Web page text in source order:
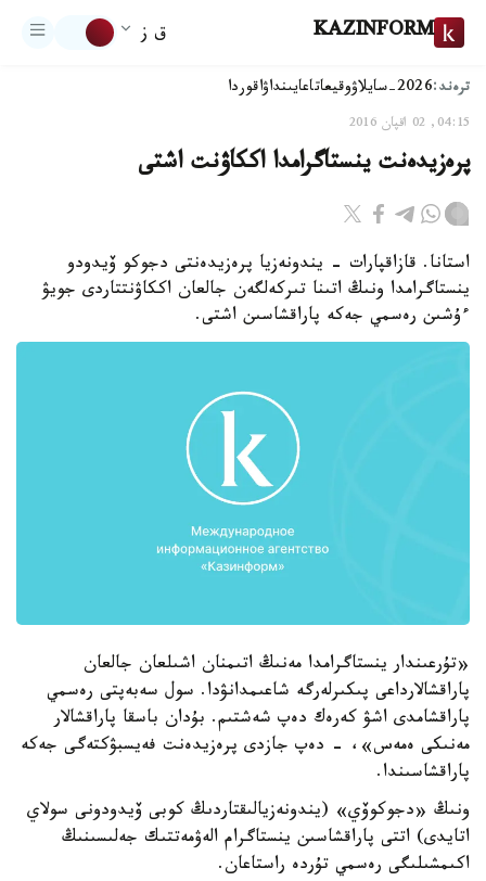
KAZINFORM ق ز
ترەند:2026-سايلاۋ وقيعاتاعايىنداۋاقوردا
04:15, 02 اقپان 2016
پرەزيدەنت ينستاگرامدا اككاۋنت اشتى
استانا. قازاقپارات - يندونەزيا پرەزيدەنتى دجوكو ۆيدودو
ينستاگرامدا ونىڭ اتىنا تىركەلگەن جالعان اككاۋنتتاردى جويۋ
ءۇشىن رەسمي جەكە پاراقشاسىن اشتى.
«تۇرعىندار ينستاگرامدا مەنىڭ اتىمنان اشىلعان جالعان
پاراقشالارداعى پىكىرلەرگە شاعىمدانۋدا. سول سەبەپتى رەسمي
پاراقشامدى اشۋ كەرەك دەپ شەشتىم. بۇدان باسقا پاراقشالار
مەنىكى ەمەس»، - دەپ جازدى پرەزيدەنت فەيسبۋكتەگى جەكە
پاراقشاسىندا.
ونىڭ «دجوكوۆي» (يندونەزيالىقتاردىڭ كوبى ۆيدودونى سولاي
اتايدى) اتتى پاراقشاسىن ينستاگرام الەۋمەتتىك جەلىسىنىڭ
اكىمشىلىگى رەسمي تۇردە راستاعان.